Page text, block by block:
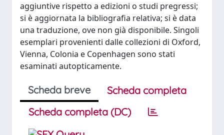
aggiuntive rispetto a edizioni o studi pregressi;
si è aggiornata la bibliograﬁa relativa; si è data
una traduzione, ove non già disponibile. Singoli
esemplari provenienti dalle collezioni di Oxford,
Vienna, Colonia e Copenhagen sono stati
esaminati autopticamente.
Scheda breve
Scheda completa
Scheda completa (DC)